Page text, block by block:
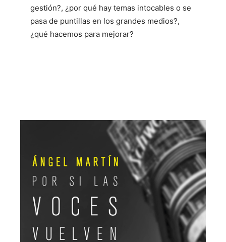
gestión?, ¿por qué hay temas intocables o se
pasa de puntillas en los grandes medios?,
¿qué hacemos para mejorar?